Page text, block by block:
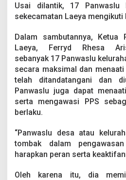
a
y
R
e
s
m
i
i
n
t
k
Usai dilantik, 17 Panwaslu
sekecamatan Laeya mengikuti
Dalam sambutannya, Ketua
Laeya, Ferryd Rhesa
sebanyak 17 Panwaslu
secara maksimal dan
telah ditandatangani dan
Panwaslu juga dapat
serta mengawasi PPS
berlaku.
“Panwaslu desa atau
tombak dalam
harapkan peran serta
Oleh karena itu, dia